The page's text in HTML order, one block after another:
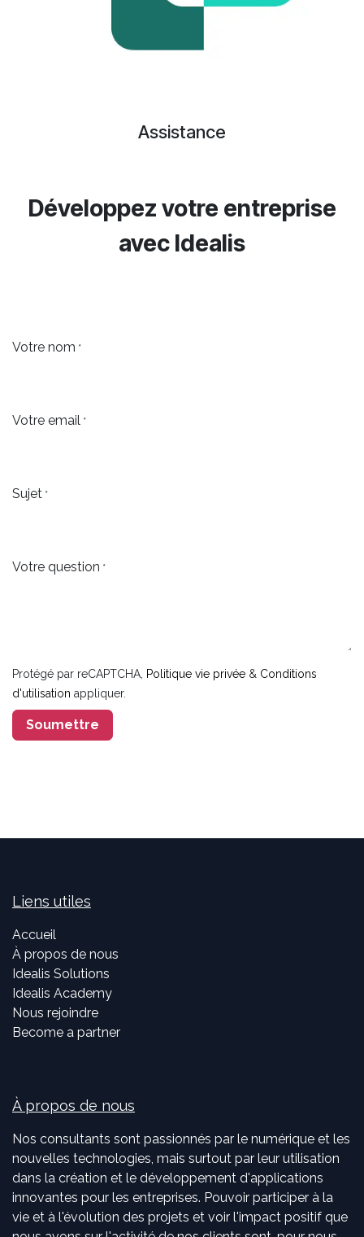
Assistance
Développez votre entreprise
avec Idealis
Votre nom *
Votre email *
Sujet *
Votre question *
Protégé par reCAPTCHA, Politique vie privée & Conditions
d'utilisation appliquer.
Soumettre
Liens utiles
Accueil
À propos de nous
Idealis Solutions
Idealis Academy
Nous rejoindre
Become a partner
À propos de nous
Nos consultants sont passionnés par le numérique et les
nouvelles technologies, mais surtout par leur utilisation
dans la création et le développement d'applications
innovantes pour les entreprises. Pouvoir participer à la
vie et à l'évolution des projets et voir l'impact positif que